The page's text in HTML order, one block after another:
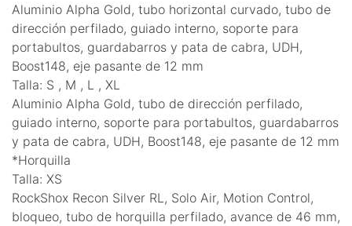
Aluminio Alpha Gold, tubo horizontal curvado, tubo de
dirección perfilado, guiado interno, soporte para
portabultos, guardabarros y pata de cabra, UDH,
Boost148, eje pasante de 12 mm
Talla: S , M , L , XL
Aluminio Alpha Gold, tubo de dirección perfilado,
guiado interno, soporte para portabultos, guardabarros
y pata de cabra, UDH, Boost148, eje pasante de 12 mm
*Horquilla
Talla: XS
RockShox Recon Silver RL, Solo Air, Motion Control,
bloqueo, tubo de horquilla perfilado, avance de 46 mm,